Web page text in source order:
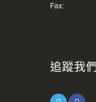
Fax:
追蹤我們